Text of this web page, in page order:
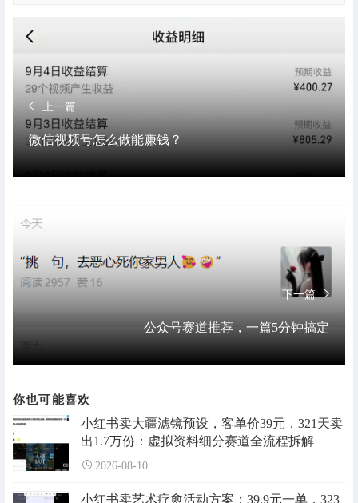
上一篇
微信视频号怎么做能赚钱？
下一篇
公众号赛道推荐，一篇5分钟搞定
你也可能喜欢
小红书卖大疆滤镜预设，客单价39元，321天卖
出1.7万份：虚拟资料细分赛道全流程拆解
2026-08-10
小红书卖艺术疗愈活动方案：39.9元一单，323